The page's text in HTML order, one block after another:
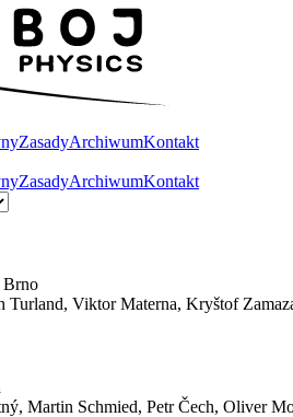
ZasadyArchiwumKontakt
ZasadyArchiwumKontakt
Brno
Turland, Viktor Materna, Kryštof
Martin Schmied, Petr Čech, Oliver